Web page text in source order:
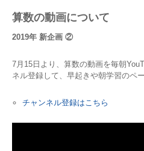
算数の動画について
2019年 新企画 ②
7月15日より、算数の動画を毎朝
ネル登録して、早起きや朝学習のペ
チャンネル登録はこちら